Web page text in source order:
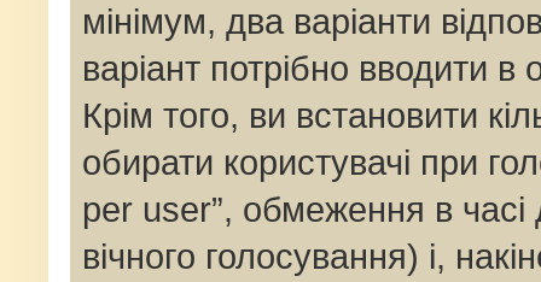
мінімум, два варіанти
варіант потрібно вводити в
Крім того, ви встановити
обирати користувачі при
per user”, обмеження в
вічного голосування) і,